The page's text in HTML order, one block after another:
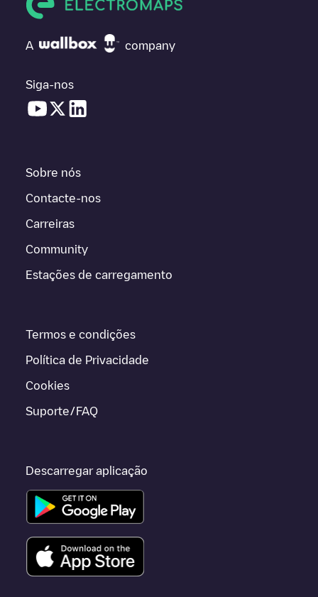
A company
Siga-nos
Sobre nós
Contacte-nos
Carreiras
Community
Estações de carregamento
Termos e condições
Política de Privacidade
Cookies
Suporte/FAQ
Descarregar aplicação